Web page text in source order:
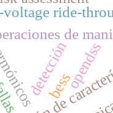
de
detección
ride-
opendss
bess